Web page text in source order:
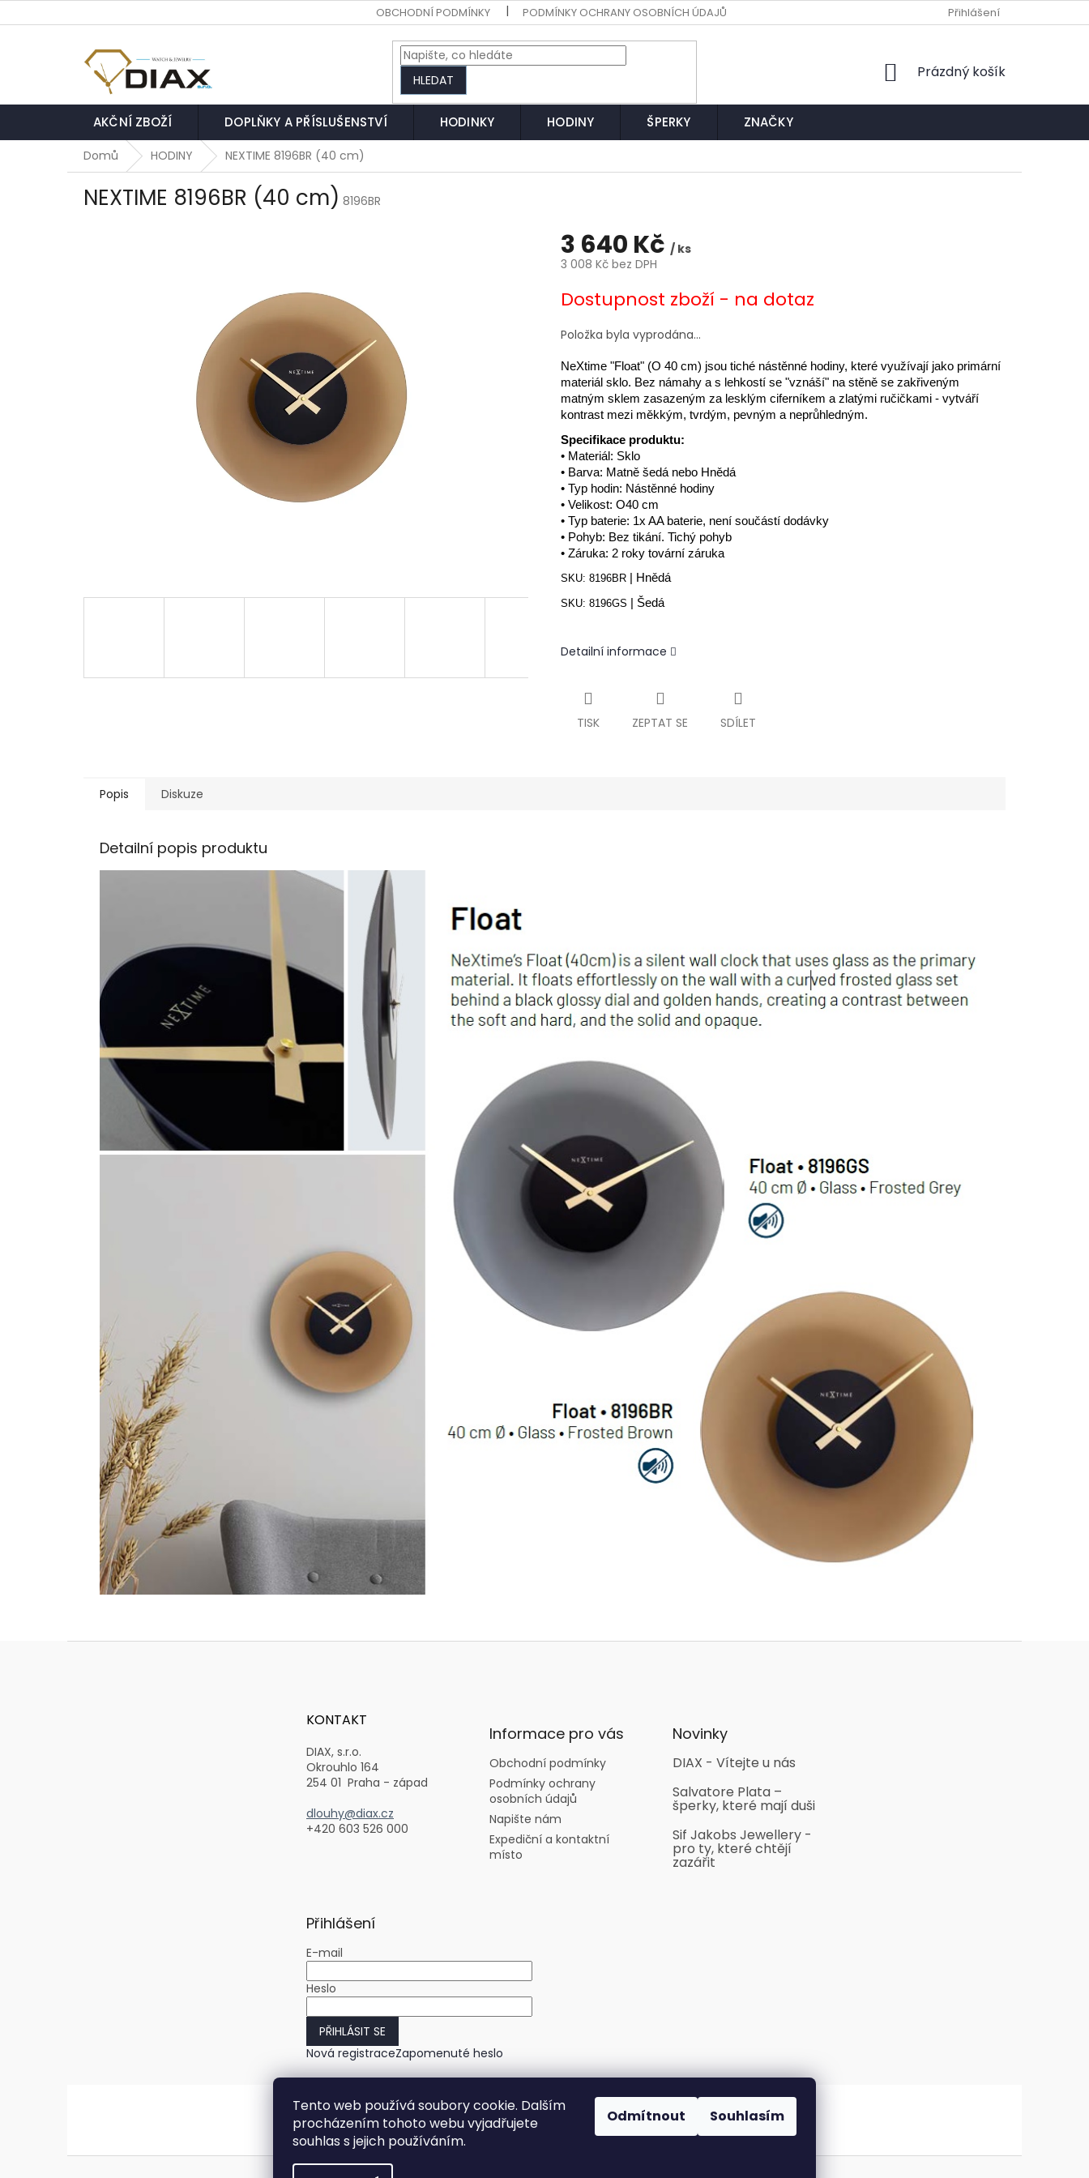
Tento web používá soubory cookie. Dalším
procházením tohoto webu vyjadřujete
souhlas s jejich používáním.
Odmítnout Souhlasím
na
OBCHODNÍ PODMÍNKY PODMÍNKY OCHRANY OSOBNÍCH ÚDAJŮ EXPEDIČNÍ A KONTAKTNÍ MÍSTO
Přihlášení
HLEDAT
NÁKUPNÍ
Prázdný košík
AKČNÍ ZBOŽÍ DOPLŇKY A PŘÍSLUŠENSTVÍ HODINKY HODINY ŠPERKY ZNAČKY
Domů HODINY NEXTIME 8196BR (40 cm)
NEXTIME 8196BR (40 cm) 8196BR
3 640 Kč / ks
3 008 Kč bez DPH
cena:
Dostupnost zboží - na dotaz
Položka byla vyprodána…
NeXtime "Float" (O 40 cm) jsou tiché nástěnné hodiny, které využívají jako primární
materiál sklo. Bez námahy a s lehkostí se "vznáší" na stěně se zakřiveným
matným sklem zasazeným za lesklým ciferníkem a zlatými ručičkami - vytváří
kontrast mezi měkkým, tvrdým, pevným a neprůhledným.
Specifikace produktu:
• Materiál: Sklo
• Barva: Matně šedá nebo Hnědá
• Typ hodin: Nástěnné hodiny
• Velikost: O40 cm
• Typ baterie: 1x AA baterie, není součástí dodávky
• Pohyb: Bez tikání. Tichý pohyb
• Záruka: 2 roky tovární záruka
SKU: 8196BR | Hnědá
SKU: 8196GS | Šedá
Detailní informace
TISK ZEPTAT SE SDÍLET
Popis Diskuze
Detailní popis produktu
KONTAKT
DIAX, s.r.o.
Okrouhlo 164
254 01 Praha - západ
dlouhy@diax.cz
+420 603 526 000
Informace pro vás
Obchodní podmínky
Podmínky ochrany
osobních údajů
Napište nám
Expediční a kontaktní
místo
Novinky
DIAX - Vítejte u nás
Salvatore Plata –
šperky, které mají duši
Sif Jakobs Jewellery -
pro ty, které chtějí
zazářit
Přihlášení
E-mail
Heslo
PŘIHLÁSIT SE
Nová registraceZapomenuté heslo